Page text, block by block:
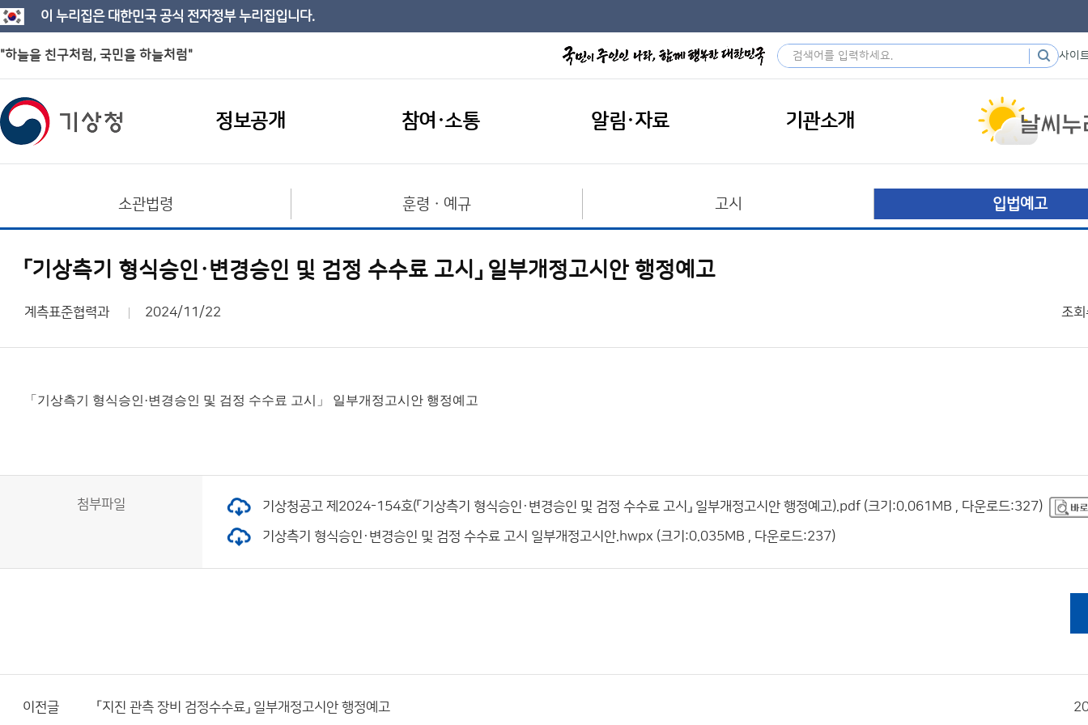
이 누리집은 대한민국 공식 전자정부 누리집입니다.
"하늘을 친구처럼, 국민을 하늘처럼" 사이
정보공개 참여·소통 알림·자료 기관소개
소관법령 훈령ㆍ예규 고시 입법예고
「기상측기 형식승인·변경승인 및 검정 수수료 고시」 일부개정고시안 행정예고
계측표준협력과 2024/11/22 조회
「기상측기 형식승인·변경승인 및 검정 수수료 고시」 일부개정고시안 행정예고
첨부파일 기상청공고 제2024-154호(「기상측기 형식승인·변경승인 및 검정 수수료 고시」 일부개정고시안 행정예고).pdf (크기:0.061MB , 다운로드:327)
기상측기 형식승인·변경승인 및 검정 수수료 고시 일부개정고시안.hwpx (크기:0.035MB , 다운로드:237)
이전글 「지진 관측 장비 검정수수료」 일부개정고시안 행정예고